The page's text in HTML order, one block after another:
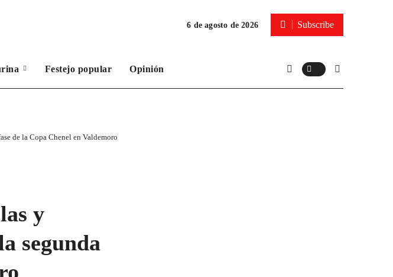
6 de agosto de 2026 Subscribe
Festejo popular Opinión
de la Copa Chenel en Valdemoro
y
segunda